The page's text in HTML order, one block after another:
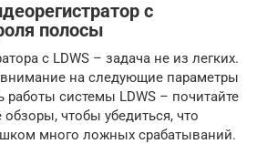
с
полосы
с LDWS – задача не из легких.
на следующие параметры
работы системы LDWS – почитайте
чтобы убедиться, что
много ложных срабатываний.